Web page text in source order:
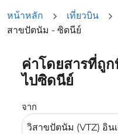
หน้าหลัก เที่ยวบิน
สาขปัตนัม - ซิดนีย์
ค่าโดยสารที่ถู
ไปซิดนีย์
จาก
ลองอัปเดตเส้นทางขอ